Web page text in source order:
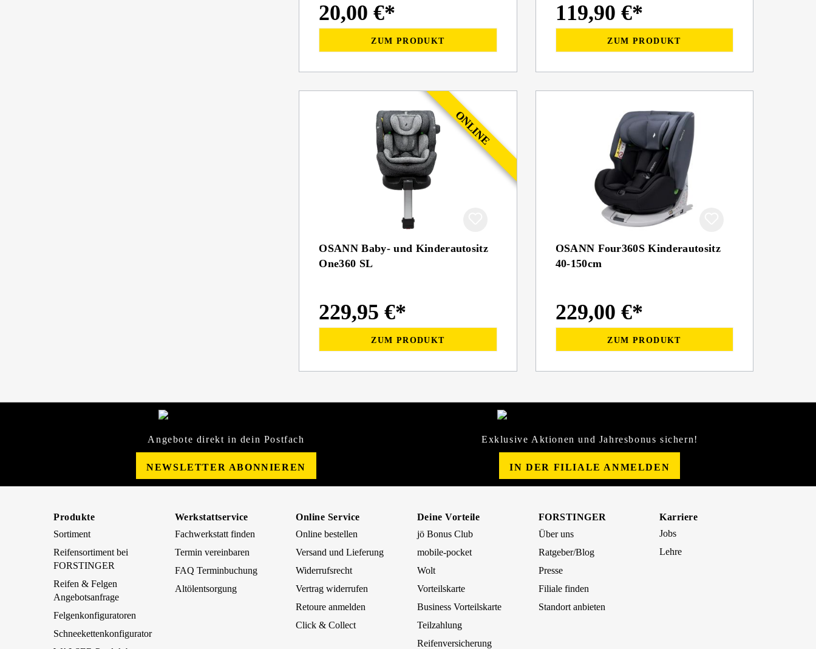
20,00 €*
ZUM PRODUKT
119,90 €*
ZUM PRODUKT
OSANN Baby- und Kinderautositz
One360 SL
229,95 €*
ZUM PRODUKT
OSANN Four360S Kinderautositz
40-150cm
229,00 €*
ZUM PRODUKT
Angebote direkt in dein Postfach
NEWSLETTER ABONNIEREN
Exklusive Aktionen und Jahresbonus sichern!
IN DER FILIALE ANMELDEN
Produkte
Sortiment
Reifensortiment bei
FORSTINGER
Reifen & Felgen
Angebotsanfrage
Felgenkonfiguratoren
Schneekettenkonfigurator
Werkstattservice
Fachwerkstatt finden
Termin vereinbaren
FAQ Terminbuchung
Altölentsorgung
Online Service
Online bestellen
Versand und Lieferung
Widerrufsrecht
Vertrag widerrufen
Retoure anmelden
Click & Collect
Deine Vorteile
jö Bonus Club
mobile-pocket
Wolt
Vorteilskarte
Business Vorteilskarte
Teilzahlung
Reifenversicherung
FORSTINGER
Über uns
Ratgeber/Blog
Presse
Filiale finden
Standort anbieten
Karriere
Jobs
Lehre